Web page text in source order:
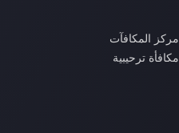
مركز المكافآت
مكافأة ترحيبية